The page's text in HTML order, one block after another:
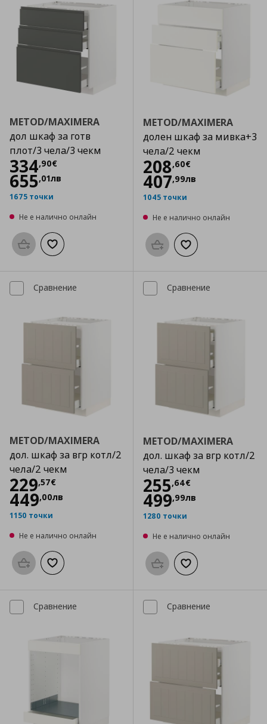
METOD/MAXIMERA
дол шкаф за готв
плот/3 чела/3 чекм
334,90€
Цена
655,01лв
1675 точки
Не е налично онлайн
Προσθήκη στο καλάθι
Добави към списъка с любими
METOD/MAXIMERA
долен шкаф за мивка+3
чела/2 чекм
208,60€
Цена
407,99лв
1045 точки
Не е налично онлайн
Προσθήκη στο καλάθι
Добави към
Сравнение
METOD/MAXIMERA
дол. шкаф за вгр котл/2
чела/2 чекм
229,57€
Цена
449,00лв
1150 точки
Не е налично онлайн
Προσθήκη στο καλάθι
Добави към списъка с любими
Сравнение
METOD/MAXIMERA
дол. шкаф за вгр котл/2
чела/3 чекм
255,64€
Цена
499,99лв
1280 точки
Не е налично онлайн
Προσθήκη στο καλάθι
Добави към
Сравнение Сравнение